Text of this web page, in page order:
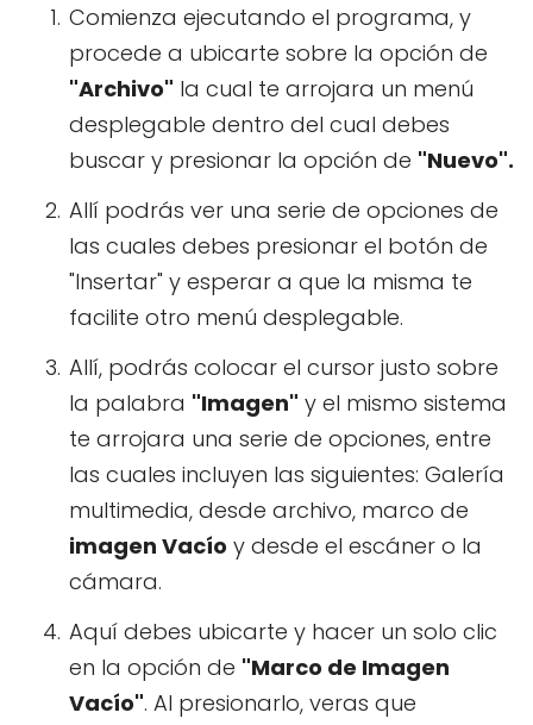
Comienza ejecutando el programa, y
procede a ubicarte sobre la opción de
"Archivo" la cual te arrojara un menú
desplegable dentro del cual debes
buscar y presionar la opción de "Nuevo".
Allí podrás ver una serie de opciones de
las cuales debes presionar el botón de
"Insertar" y esperar a que la misma te
facilite otro menú desplegable.
Allí, podrás colocar el cursor justo sobre
la palabra "Imagen" y el mismo sistema
te arrojara una serie de opciones, entre
las cuales incluyen las siguientes: Galería
multimedia, desde archivo, marco de
imagen Vacío y desde el escáner o la
cámara.
Aquí debes ubicarte y hacer un solo clic
en la opción de "Marco de Imagen
Vacío". Al presionarlo, veras que